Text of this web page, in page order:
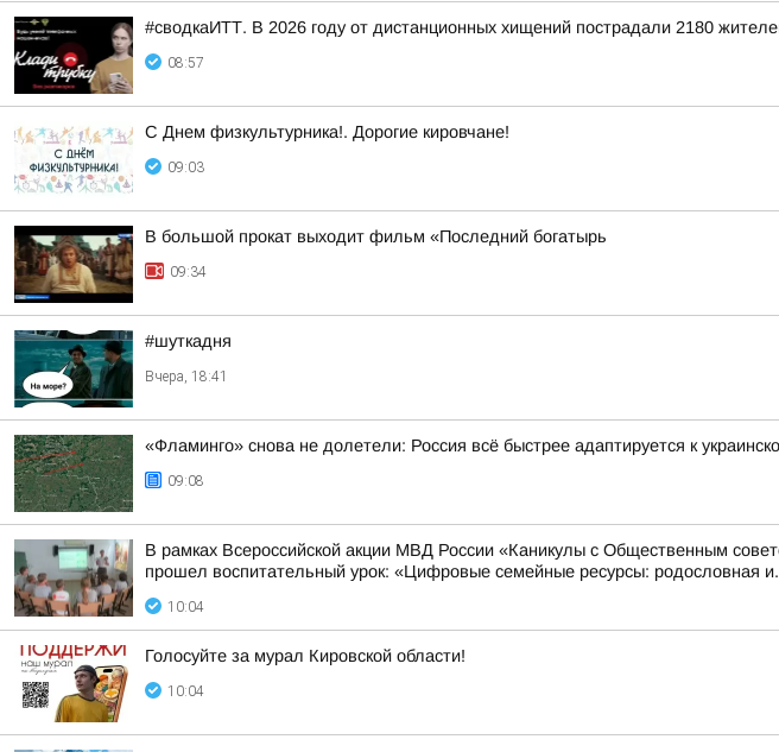
#сводкаИТТ. В 2026 году от дистанционных хищений пострадали 2180
08:57
С Днем физкультурника!. Дорогие кировчане!
09:03
В большой прокат выходит фильм «Последний богатырь
09:34
#шуткадня
Вчера, 18:41
«Фламинго» снова не долетели: Россия всё быстрее адаптируется к
09:08
В рамках Всероссийской акции МВД России «Каникулы с Общественным
прошел воспитательный урок: «Цифровые семейные ресурсы: родословная
10:04
Голосуйте за мурал Кировской области!
10:04